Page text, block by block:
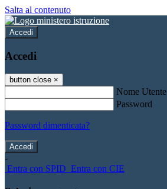
Salta al contenuto
Accedi
Accedi
button close ×
Nome Utente
Password
Password dimenticata?
-
Entra con SPID Entra con CIE